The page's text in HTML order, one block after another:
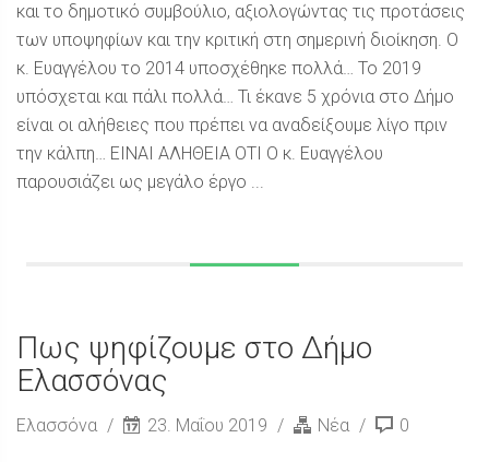
και το δημοτικό συμβούλιο, αξιολογώντας τις προτάσεις
των υποψηφίων και την κριτική στη σημερινή διοίκηση. Ο
κ. Ευαγγέλου το 2014 υποσχέθηκε πολλά… Το 2019
υπόσχεται και πάλι πολλά… Τι έκανε 5 χρόνια στο Δήμο
είναι οι αλήθειες που πρέπει να αναδείξουμε λίγο πριν
την κάλπη… ΕΙΝΑΙ ΑΛΗΘΕΙΑ ΟΤΙ Ο κ. Ευαγγέλου
παρουσιάζει ως μεγάλο έργο ...
Πως ψηφίζουμε στο Δήμο
Ελασσόνας
Ελασσόνα 23. Μαΐου 2019 Νέα 0